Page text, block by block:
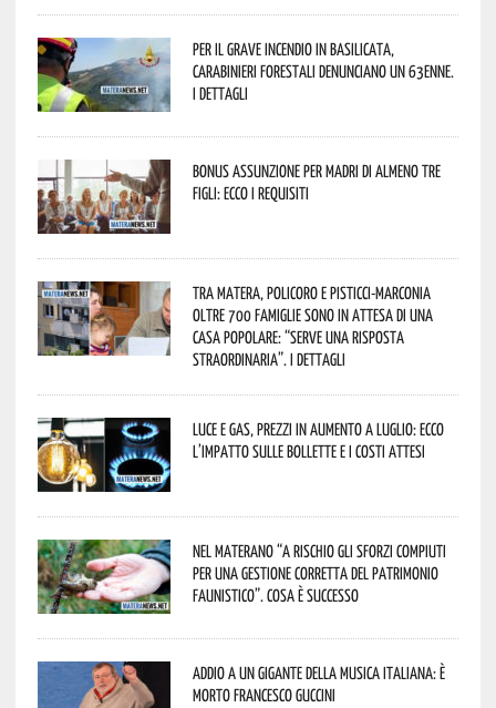
Per il grave incendio in Basilicata,
Carabinieri forestali denunciano un 63enne.
I dettagli
Bonus assunzione per madri di almeno tre
figli: ecco i requisiti
Tra Matera, Policoro e Pisticci-Marconia
oltre 700 famiglie sono in attesa di una
casa popolare: “serve una risposta
straordinaria”. I dettagli
Luce e gas, prezzi in aumento a luglio: ecco
l’impatto sulle bollette e i costi attesi
Nel materano “a rischio gli sforzi compiuti
per una gestione corretta del patrimonio
faunistico”. Cosa è successo
Addio a un gigante della musica italiana: è
morto Francesco Guccini